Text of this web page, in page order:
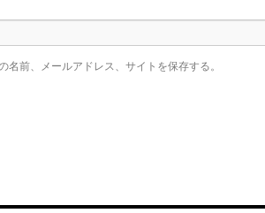
前、メールアドレス、サイトを保存する。